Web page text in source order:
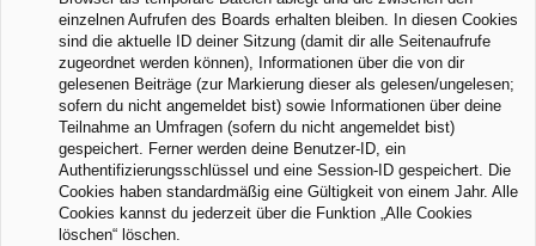
einzelnen Aufrufen des Boards erhalten bleiben. In diesen Cookies
sind die aktuelle ID deiner Sitzung (damit dir alle Seitenaufrufe
zugeordnet werden können), Informationen über die von dir
gelesenen Beiträge (zur Markierung dieser als gelesen/ungelesen;
sofern du nicht angemeldet bist) sowie Informationen über deine
Teilnahme an Umfragen (sofern du nicht angemeldet bist)
gespeichert. Ferner werden deine Benutzer-ID, ein
Authentifizierungsschlüssel und eine Session-ID gespeichert. Die
Cookies haben standardmäßig eine Gültigkeit von einem Jahr. Alle
Cookies kannst du jederzeit über die Funktion „Alle Cookies
löschen“ löschen.